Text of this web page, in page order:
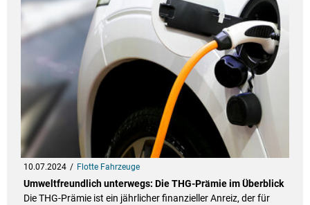
10.07.2024 Flotte Fahrzeuge
Umweltfreundlich unterwegs: Die THG-Prämie im Überblick
Die THG-Prämie ist ein jährlicher finanzieller Anreiz, der für